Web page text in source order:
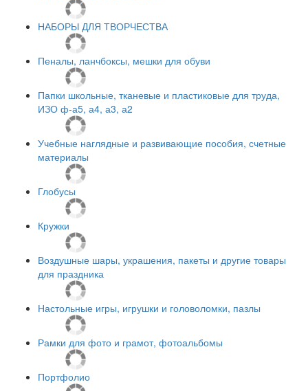
НАБОРЫ ДЛЯ ТВОРЧЕСТВА
Пеналы, ланчбоксы, мешки для обуви
Папки школьные, тканевые и пластиковые для труда,
ИЗО ф-а5, а4, а3, а2
Учебные наглядные и развивающие пособия, счетные
материалы
Глобусы
Кружки
Воздушные шары, украшения, пакеты и другие товары
для праздника
Настольные игры, игрушки и головоломки, пазлы
Рамки для фото и грамот, фотоальбомы
Портфолио